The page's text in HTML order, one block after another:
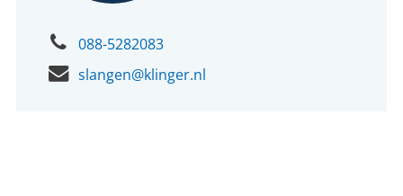
088-5282083
slangen@klinger.nl